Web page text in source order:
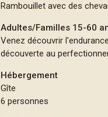
Rambouillet avec des
Adultes/Familles 15-60
Venez découvrir
découverte au
Hébergement
Gîte
6 personnes